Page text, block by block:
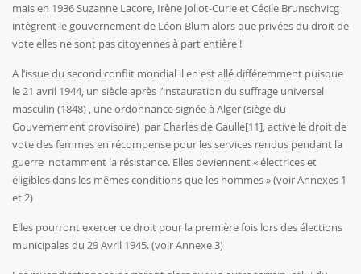
mais en 1936 Suzanne Lacore, Irène Joliot-Curie et Cécile Brunschvicg
intègrent le gouvernement de Léon Blum alors que privées du droit de
vote elles ne sont pas citoyennes à part entière !
A l’issue du second conflit mondial il en est allé différemment puisque
le 21 avril 1944, un siècle après l’instauration du suffrage universel
masculin (1848) , une ordonnance signée à Alger (siège du
Gouvernement provisoire) par Charles de Gaulle[11], active le droit de
vote des femmes en récompense pour les services rendus pendant la
guerre notamment la résistance. Elles deviennent « électrices et
éligibles dans les mêmes conditions que les hommes » (voir Annexes 1
et 2)
Elles pourront exercer ce droit pour la première fois lors des élections
municipales du 29 Avril 1945. (voir Annexe 3)